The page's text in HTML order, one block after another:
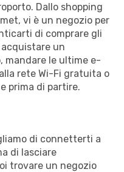
Dallo shopping
vi è un negozio per
di comprare gli
un
mandare le ultime e-
rete Wi-Fi gratuita o
prima di partire.
di connetterti a
di lasciare
trovare un negozio